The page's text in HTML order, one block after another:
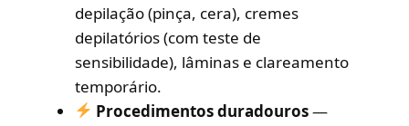
depilação (pinça, cera), cremes
depilatórios (com teste de
sensibilidade), lâminas e clareamento
temporário.
Procedimentos duradouros—